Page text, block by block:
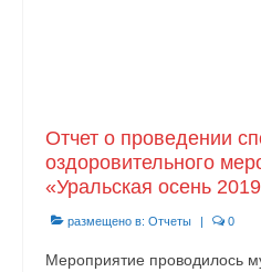
Отчет о проведении
оздоровительного
«Уральская осень
размещено в: Отчеты | 0
Мероприятие проводилось